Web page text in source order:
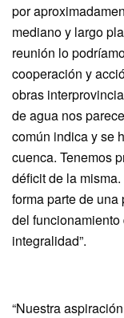
por
mediano y largo
reunión lo
cooperación y
obras
de agua nos
común indica y se
cuenca. Tenemos
déficit de la
forma parte de
del
integralidad”.
“Nuestra